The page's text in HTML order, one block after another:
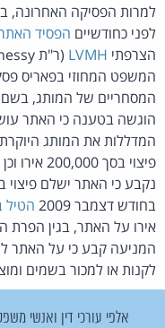
לפני כחודשיים הפסיד
הצרפתי LVMH
המסחריים של המותג,
המדללות את המותג
בחודש דצמבר 2009
הטיל
המניעה קבע כי על האתר
לקנות או למכור בשמים
אלפי עורכי דין ואנשי